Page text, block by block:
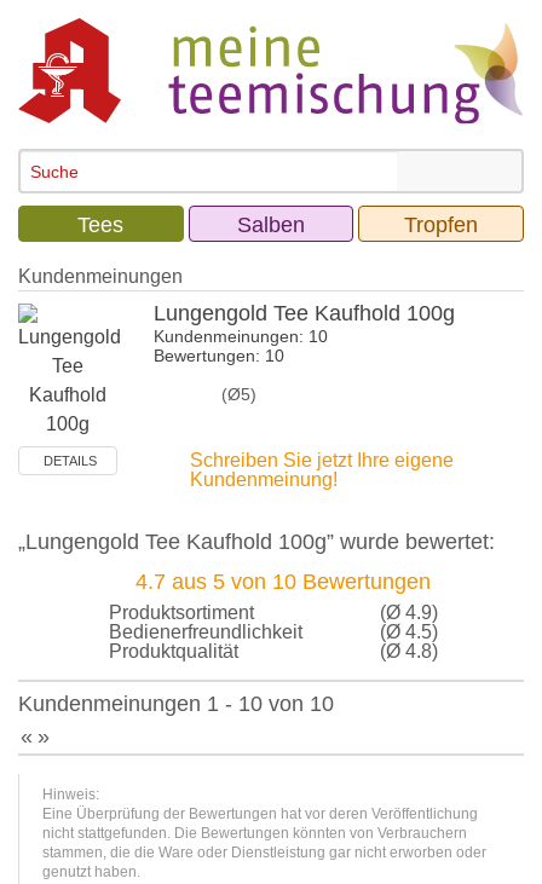
Tees Salben Tropfen
Kundenmeinungen
DETAILS
Lungengold Tee Kaufhold 100g
Kundenmeinungen: 10
Bewertungen: 10
(Ø5)
Schreiben Sie jetzt Ihre eigene
Kundenmeinung!
„Lungengold Tee Kaufhold 100g” wurde bewertet:
4.7 aus 5 von 10 Bewertungen
Produktsortiment
(Ø 4.9)
Bedienerfreundlichkeit
(Ø 4.5)
Produktqualität
(Ø 4.8)
Kundenmeinungen 1 - 10 von 10
« »
Hinweis:
Eine Überprüfung der Bewertungen hat vor deren Veröffentlichung
nicht stattgefunden. Die Bewertungen könnten von Verbrauchern
stammen, die die Ware oder Dienstleistung gar nicht erworben oder
genutzt haben.